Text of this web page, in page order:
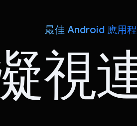
最佳 Android 應用
視